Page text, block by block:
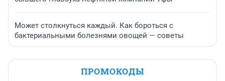
Может столкнуться каждый. Как бороться с
бактериальными болезнями овощей — советы
ПРОМОКОДЫ